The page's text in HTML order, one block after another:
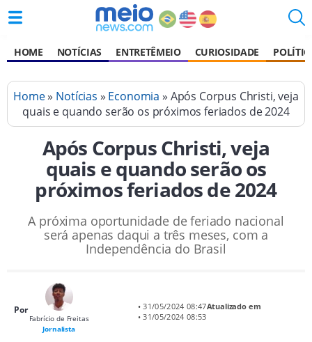
HOME NOTÍCIAS ENTRETÊMEIO CURIOSIDADE
Home» Notícias » Economia » Após Corpus Christi, veja
quais e quando serão os próximos feriados de 2024
Após Corpus Christi, veja
quais e quando serão os
próximos feriados de 2024
A próxima oportunidade de feriado nacional
será apenas daqui a três meses, com a
Independência do Brasil
Por
Fabrício de Freitas
Jornalista
• 31/05/2024 08:47Atualizado em
• 31/05/2024 08:53